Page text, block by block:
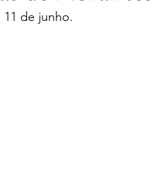
Rio de Moinhos
11 de junho.